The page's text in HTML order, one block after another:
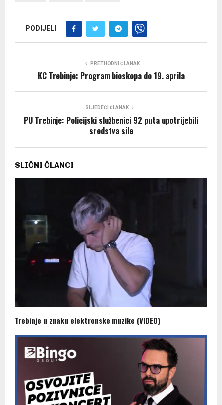
PODIJELI
PRETHODNI ČLANAK
KC Trebinje: Program bioskopa do 19. aprila
SLJEDEĆI ČLANAK
PU Trebinje: Policijski službenici 92 puta upotrijebili
sredstva sile
SLIČNI ČLANCI
Trebinje u znaku elektronske muzike (VIDEO)